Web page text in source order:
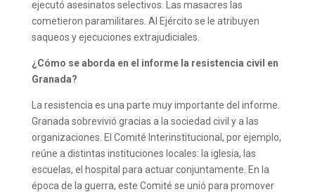
ejecutó asesinatos selectivos. Las masacres las
cometieron paramilitares. Al Ejército se le atribuyen
saqueos y ejecuciones extrajudiciales.
¿Cómo se aborda en el informe la resistencia civil en
Granada?
La resistencia es una parte muy importante del informe.
Granada sobrevivió gracias a la sociedad civil y a las
organizaciones. El Comité Interinstitucional, por ejemplo,
reúne a distintas instituciones locales: la iglesia, las
escuelas, el hospital para actuar conjuntamente. En la
época de la guerra, este Comité se unió para promover